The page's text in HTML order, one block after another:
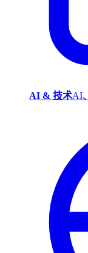
AI & 技术AI